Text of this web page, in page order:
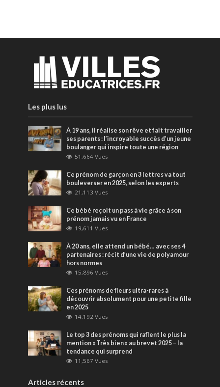
Les plus lus
À 19 ans, il réalise son rêve et fait travailler
ses parents : l’incroyable succès d’un jeune
boulanger qui inspire toute une région
51,664 Vues
Ce prénom de garçon en 3 lettres va tout
bouleverser en 2025, selon les experts
21,113 Vues
Ce bébé reçoit un pass à vie grâce à son
prénom jamais vu en France
19,611 Vues
À 20 ans, elle attend un bébé… avec ses 4
partenaires : récit d’une vie de polyamour
hors normes
15,896 Vues
Ces prénoms de fleurs ultra-rares à
découvrir absolument pour une petite fille
en 2025
14,192 Vues
Le top 3 des prénoms qui raflent le plus la
mention « Très bien » au brevet 2025 – la
tendance qui surprend
11,567 Vues
Articles récents